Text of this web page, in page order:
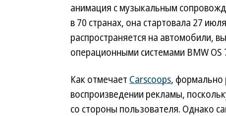
анимация с музыкальным
в 70 странах, она стартовала 27
распространяется на автомобили,
операционными системами BMW OS
Как отмечает Carscoops, формально
воспроизведении рекламы,
со стороны пользователя. Однако